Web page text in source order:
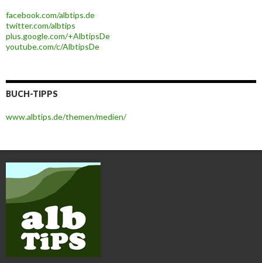
facebook.com/albtips.de
twitter.com/albtips
plus.google.com/+AlbtipsDe
youtube.com/c/AlbtipsDe
BUCH-TIPPS
www.albtips.de/themen/medien/